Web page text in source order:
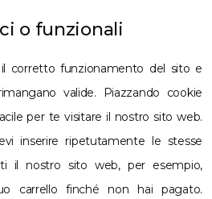
o funzionali
il corretto funzionamento del sito e
valide. Piazzando cookie
per te visitare il nostro sito web.
inserire ripetutamente le stesse
il nostro sito web, per esempio,
carrello finché non hai pagato.